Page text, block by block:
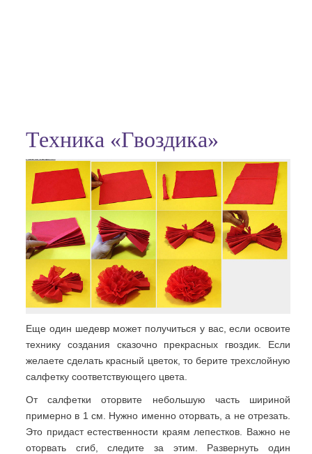
Техника «Гвоздика»
Еще один шедевр может получиться у вас, если освоите
технику создания сказочно прекрасных гвоздик. Если
желаете сделать красный цветок, то берите трехслойную
салфетку соответствующего цвета.
От салфетки оторвите небольшую часть шириной
примерно в 1 см. Нужно именно оторвать, а не отрезать.
Это придаст естественности краям лепестков. Важно не
оторвать сгиб, следите за этим. Развернуть один